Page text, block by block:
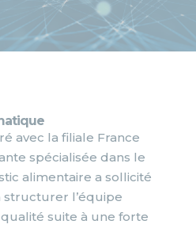
avec la filiale France
spécialisée dans le
alimentaire a sollicité
structurer l’équipe
suite à une forte